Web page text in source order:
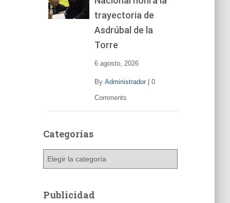
trayectoria de
Asdrúbal de la
Torre
6 agosto, 2026
By Administrador| 0
Comments
Categorías
g
Publicidad